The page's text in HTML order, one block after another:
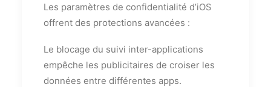
Les paramètres de confidentialité d’iOS
offrent des protections avancées :
Le blocage du suivi inter-applications
empêche les publicitaires de croiser les
données entre différentes apps.